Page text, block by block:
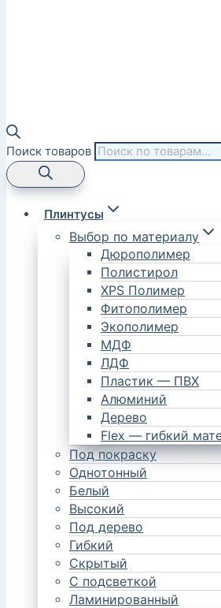
Поиск товаров
Плинтусы
Выбор по материалу
Дюрополимер
Полистирол
XPS Полимер
Фитополимер
Экополимер
МДФ
ЛДФ
Пластик — ПВХ
Алюминий
Дерево
Flex — гибкий
Под покраску
Однотонный
Белый
Высокий
Под дерево
Гибкий
Скрытый
С подсветкой
Ламинированный